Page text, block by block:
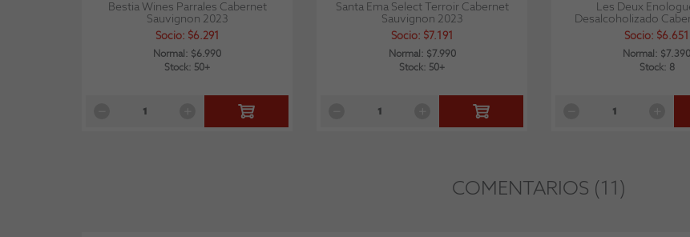
Bestia Wines Parrales Cabernet
Sauvignon 2023
Socio: $6.291
Normal: $6.990
Stock: 50+
Santa Ema Select Terroir Cabernet
Sauvignon 2023
Socio: $7.191
Normal: $7.990
Stock: 50+
Les Deux
Desalcoholizado
Socio: $6.651
Normal: $7.390
Stock: 8
COMENTARIOS (11)